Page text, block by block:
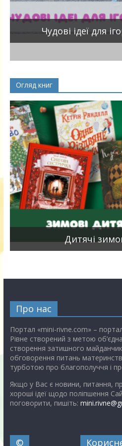
Чудові ідеї для
Огляд книг
Дитячі
Про нас
Портал «mini-rivne.com» –
Рівне створений з метою
створення затишного
обговорення питань
турботою про благополуччя і
Якщо у Вас є новини, питання,
хороші ідеї щодо поліпшення
поговорити, пишіть:
©